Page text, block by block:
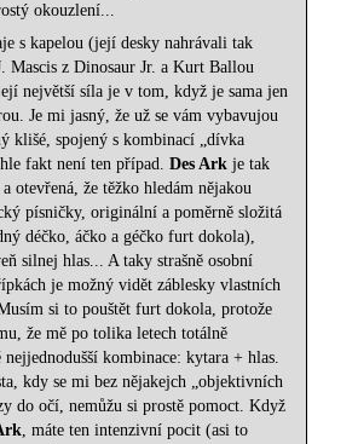
okouzlení...
s kapelou (její desky nahrávali tak
Mascis z Dinosaur Jr. a Kurt Ballou
největší síla je v tom, když je sama jen
Je mi jasný, že už se vám vybavujou
klišé, spojený s kombinací „dívka
fakt není ten případ.Des Ark je tak
otevřená, že těžko hledám nějakou
písničky, originální a poměrně složitá
déčko, áčko a géčko furt dokola),
silnej hlas... A taky strašně osobní
je možný vidět záblesky vlastních
si to pouštět furt dokola, protože
že mě po tolika letech totálně
nejjednodušší kombinace: kytara + hlas.
kdy se mi bez nějakejch „objektivních
do očí, nemůžu si prostě pomoct. Když
, máte ten intenzivní pocit (asi to